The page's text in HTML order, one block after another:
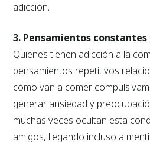
adicción.
3. Pensamientos
Quienes tienen adicción a la
pensamientos repetitivos
cómo van a comer
generar ansiedad y
muchas veces ocultan esta
amigos, llegando incluso a